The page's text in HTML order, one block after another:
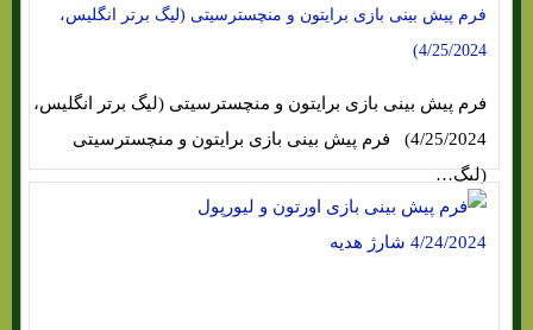
فرم پیش بینی بازی برایتون و منچسترسیتی (لیگ برتر انگلیس،
4/25/2024)
فرم پیش بینی بازی برایتون و منچسترسیتی (لیگ برتر انگلیس،
4/25/2024) فرم پیش بینی بازی برایتون و منچسترسیتی
(لیگ…